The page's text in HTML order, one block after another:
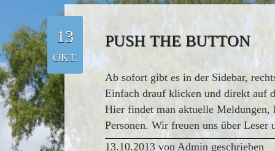
13
OKT.
PUSH THE BUTTON
Ab sofort gibt es in der Sidebar,
Einfach drauf klicken und direkt auf
Hier findet man aktuelle
Personen. Wir freuen uns über Leser
13.10.2013 von Admin geschrieben